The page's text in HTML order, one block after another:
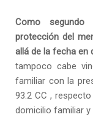
Como
protección del
allá de la fecha en
tampoco cabe
familiar con la
93.2 CC ,
domicilio familiar